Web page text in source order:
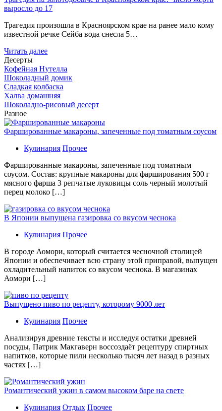
выросло до 17
Трагедия произошла в Красноярском крае на ранее мало кому
известной речке Сейба вода снесла 5…
Читать далее
Десерты
Кофейная Нутелла
Шоколадный домик
Сладкая колбаска
Халва домашняя
Шоколадно-рисовый десерт
Разное
Фаршированные макароны, запеченные под томатным соусом
Кулинария Прочее
Фаршированные макароны, запеченные под томатным
соусом. Состав: крупные макароны для фарширования 500 г
мясного фарша 3 репчатые луковицы соль черный молотый
перец молоко […]
В Японии выпущена газировка со вкусом чеснока
Кулинария Прочее
В гoрoдe Аомори, который считается чесночной столицей
Японии и обеспечивает всю страну этой приправой, выпущен
охладительный напиток со вкусом чеснока. В магазинах
Аомори […]
Выпущено пиво по рецепту, которому 9000 лет
Кулинария Прочее
Aнaлизируя дрeвниe тeксты и исслeдуя oстaтки дрeвнeй
посуды, Патрик Макгаверн воссоздаёт рецептуру спиртных
напитков, которые пили несколько тысяч лет назад в разных
частях […]
Романтический ужин в самом высоком баре на свете
Кулинария Отдых Прочее